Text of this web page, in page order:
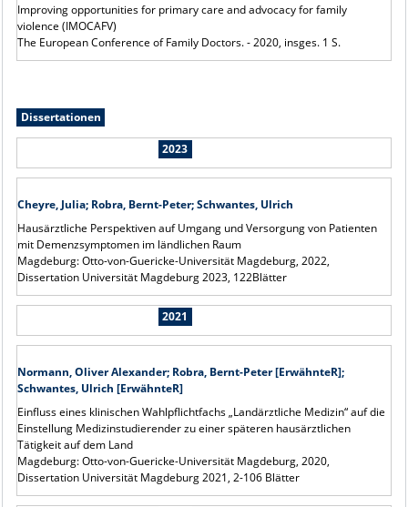
Improving opportunities for primary care and advocacy for family
violence (IMOCAFV)
The European Conference of Family Doctors. - 2020, insges. 1 S.
Dissertationen
2023
Cheyre, Julia; Robra, Bernt-Peter; Schwantes, Ulrich
Hausärztliche Perspektiven auf Umgang und Versorgung von Patienten
mit Demenzsymptomen im ländlichen Raum
Magdeburg: Otto-von-Guericke-Universität Magdeburg, 2022,
Dissertation Universität Magdeburg 2023, 122Blätter
2021
Normann, Oliver Alexander; Robra, Bernt-Peter [ErwähnteR];
Schwantes, Ulrich [ErwähnteR]
Einfluss eines klinischen Wahlpflichtfachs „Landärztliche Medizin“ auf die
Einstellung Medizinstudierender zu einer späteren hausärztlichen
Tätigkeit auf dem Land
Magdeburg: Otto-von-Guericke-Universität Magdeburg, 2020,
Dissertation Universität Magdeburg 2021, 2-106 Blätter